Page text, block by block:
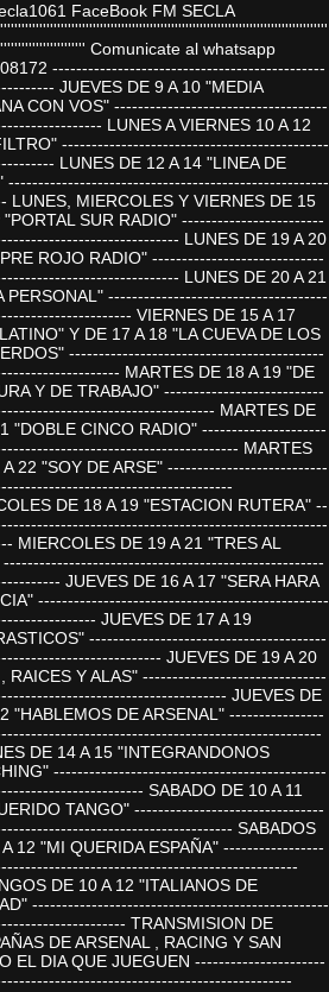
FaceBook FM SECLA
Comunicate al whatsapp
----------------------------------------------
JUEVES DE 9 A 10 "MEDIA
CON VOS" ------------------------------------
LUNES A VIERNES 10 A 12
---------------------------------------------
LUNES DE 12 A 14 "LINEA DE
------------------------------------------------------
LUNES, MIERCOLES Y VIERNES DE 15
"PORTAL SUR RADIO" ------------------------
LUNES DE 19 A 20
ROJO RADIO" -----------------------------
LUNES DE 20 A 21
PERSONAL" -------------------------------------
VIERNES DE 15 A 17
Y DE 17 A 18 "LA CUEVA DE LOS
-------------------------------------------
MARTES DE 18 A 19 "DE
Y DE TRABAJO" ---------------------------
MARTES DE
"DOBLE CINCO RADIO" ---------------------
MARTES
A 22 "SOY DE ARSE" ---------------------------
DE 18 A 19 "ESTACION RUTERA" --
MIERCOLES DE 19 A 21 "TRES AL
------------------------------------------------------
JUEVES DE 16 A 17 "SERA HARA
-------------------------------------------------
JUEVES DE 17 A 19
----------------------------------------
JUEVES DE 19 A 20
RAICES Y ALAS" -------------------------------
JUEVES DE
"HABLEMOS DE ARSENAL" ----------------
DE 14 A 15 "INTEGRANDONOS
----------------------------------------------
SABADO DE 10 A 11
TANGO" --------------------------------
SABADOS
A 12 "MI QUERIDA ESPAÑA" -----------------
DE 10 A 12 "ITALIANOS DE
--------------------------------------------------
TRANSMISION DE
DE ARSENAL , RACING Y SAN
EL DIA QUE JUEGUEN ----------------------